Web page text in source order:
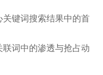
关键词搜索结果中的首
词中的渗透与抢占动